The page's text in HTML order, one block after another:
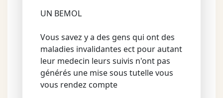
UN BEMOL
Vous savez y a des gens qui ont des
maladies invalidantes ect pour autant
leur medecin leurs suivis n'ont pas
générés une mise sous tutelle vous
vous rendez compte